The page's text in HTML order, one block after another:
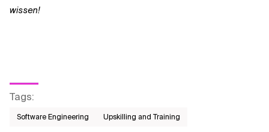
wissen!
Tags:
Software Engineering Upskilling and Training